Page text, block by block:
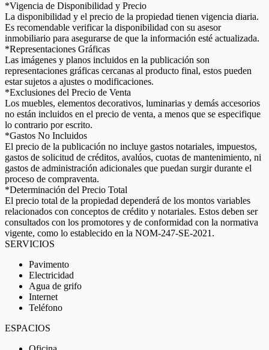
*Vigencia de Disponibilidad y Precio
La disponibilidad y el precio de la propiedad tienen vigencia diaria.
Es recomendable verificar la disponibilidad con su asesor
inmobiliario para asegurarse de que la información esté actualizada.
*Representaciones Gráficas
Las imágenes y planos incluidos en la publicación son
representaciones gráficas cercanas al producto final, estos pueden
estar sujetos a ajustes o modificaciones.
*Exclusiones del Precio de Venta
Los muebles, elementos decorativos, luminarias y demás accesorios
no están incluidos en el precio de venta, a menos que se especifique
lo contrario por escrito.
*Gastos No Incluidos
El precio de la publicación no incluye gastos notariales, impuestos,
gastos de solicitud de créditos, avalúos, cuotas de mantenimiento, ni
gastos de administración adicionales que puedan surgir durante el
proceso de compraventa.
*Determinación del Precio Total
El precio total de la propiedad dependerá de los montos variables
relacionados con conceptos de crédito y notariales. Estos deben ser
consultados con los promotores y de conformidad con la normativa
vigente, como lo establecido en la NOM-247-SE-2021.
SERVICIOS
Pavimento
Electricidad
Agua de grifo
Internet
Teléfono
ESPACIOS